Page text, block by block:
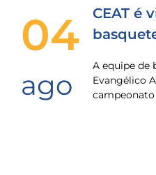
04
ago
CEAT é
A equipe de
Evangélico